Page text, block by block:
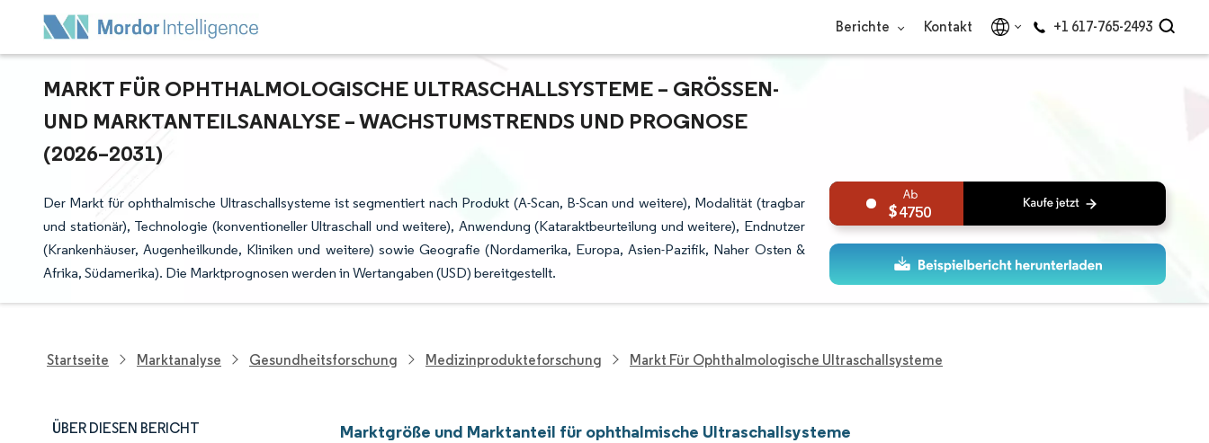
Berichte Kontakt +1 617-765-2493
MARKT FÜR OPHTHALMOLOGISCHE ULTRASCHALLSYSTEME – GRÖSSEN- U
ND MARKTANTEILSANALYSE – WACHSTUMSTRENDS UND PROGNOSE (
2026–2031)
Der Markt für ophthalmische Ultraschallsysteme ist segmentiert nach Produkt (A-Scan, B-Scan und weitere), Modalität (tragbar
und stationär), Technologie (konventioneller Ultraschall und weitere), Anwendung (Kataraktbeurteilung und weitere), Endnutzer
(Krankenhäuser, Augenheilkunde, Kliniken und weitere) sowie Geografie (Nordamerika, Europa, Asien-Pazifik, Naher Osten &
Afrika, Südamerika). Die Marktprognosen werden in Wertangaben (USD) bereitgestellt.
4750
Startseite Marktanalyse Gesundheitsforschung Medizinprodukteforschung Markt Für Ophthalmologische Ultraschallsysteme
ÜBER DIESEN BERICHT Marktgröße und Marktanteil für ophthalmische Ultraschallsysteme